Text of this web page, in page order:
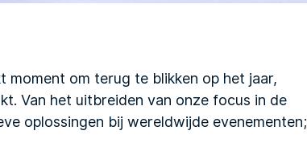
om terug te blikken op het jaar,
Van het uitbreiden van onze focus in de
oplossingen bij wereldwijde evenementen;